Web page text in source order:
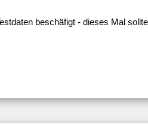
beschäfigt - dieses Mal